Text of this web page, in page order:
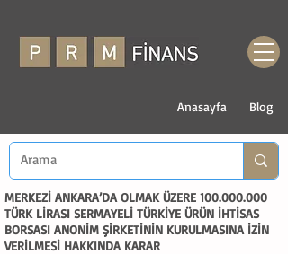
Anasayfa Blog
MERKEZİ ANKARA’DA OLMAK ÜZERE 100.000.000
TÜRK LİRASI SERMAYELİ TÜRKİYE ÜRÜN İHTİSAS
BORSASI ANONİM ŞİRKETİNİN KURULMASINA İZİN
VERİLMESİ HAKKINDA KARAR